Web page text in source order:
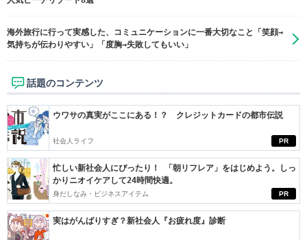
海外旅行に行って実感した、コミュニケーションに一番大切なこと「笑顔→
気持ちが伝わりやすい」「度胸→失敗してもいい」
話題のコンテンツ
PR
ウワサの真実がここにある！？ クレジットカードの都市伝説
社会人ライフ
PR
忙しい新社会人にぴったり！ 「朝リフレア」をはじめよう。しっ
かりニオイケアして24時間快適。
身だしなみ・ビジネスアイテム
実はがんばりすぎ？新社会人『お疲れ度』診断